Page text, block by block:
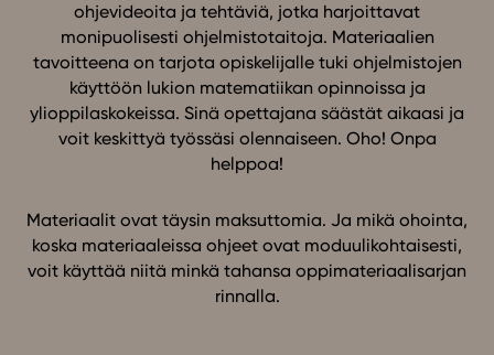
In Englishohjevideoita ja tehtäviä, jotka harjoittavat
monipuolisesti ohjelmistotaitoja. Materiaalien
tavoitteena on tarjota opiskelijalle tuki ohjelmistojen
käyttöön lukion matematiikan opinnoissa ja
ylioppilaskokeissa. Sinä opettajana säästät aikaasi ja
voit keskittyä työssäsi olennaiseen. Oho! Onpa
helppoa!
Materiaalit ovat täysin maksuttomia. Ja mikä ohointa,
koska materiaaleissa ohjeet ovat moduulikohtaisesti,
voit käyttää niitä minkä tahansa oppimateriaalisarjan
rinnalla.